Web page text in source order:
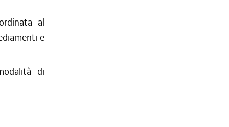
al
e
di